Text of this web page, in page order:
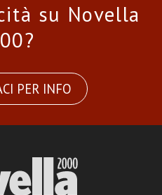
su Novella
PER INFO